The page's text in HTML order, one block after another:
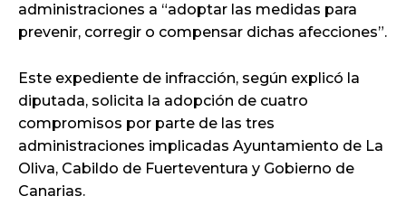
administraciones a “adoptar las medidas para
prevenir, corregir o compensar dichas afecciones”.
Este expediente de infracción, según explicó la
diputada, solicita la adopción de cuatro
compromisos por parte de las tres
administraciones implicadas Ayuntamiento de La
Oliva, Cabildo de Fuerteventura y Gobierno de
Canarias.